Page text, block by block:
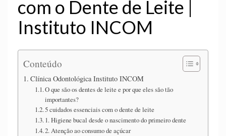
com o Dente de Leite |
Instituto INCOM
Conteúdo
Clínica Odontológica Instituto INCOM
O que são os dentes de leite e por que eles são tão
importantes?
5 cuidados essenciais com o dente de leite
1. Higiene bucal desde o nascimento do primeiro dente
2. Atenção ao consumo de açúcar